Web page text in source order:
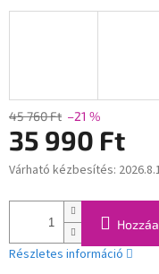
45 760 Ft –21 %
35 990 Ft
Egységár:
Várható kézbesítés:
Részletes információ